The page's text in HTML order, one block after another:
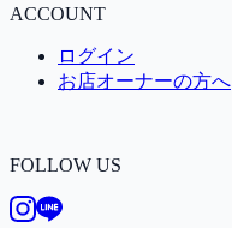
ACCOUNT
ログイン
お店オーナーの方へ
FOLLOW US